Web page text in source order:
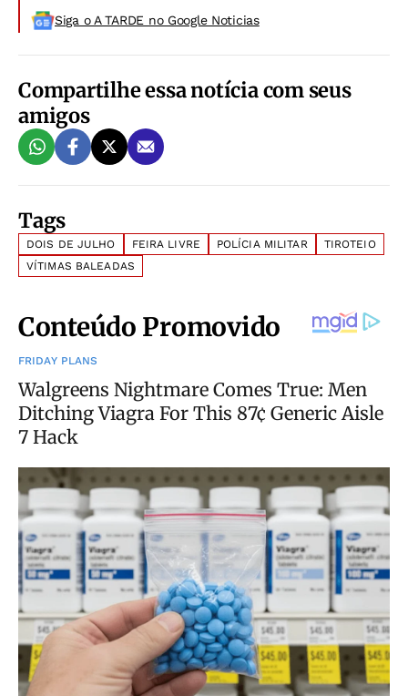
Siga o A TARDE no Google Noticias
Compartilhe essa notícia com seus
amigos
Tags
DOIS DE JULHO FEIRA LIVRE POLÍCIA MILITAR
TIROTEIO
VÍTIMAS BALEADAS